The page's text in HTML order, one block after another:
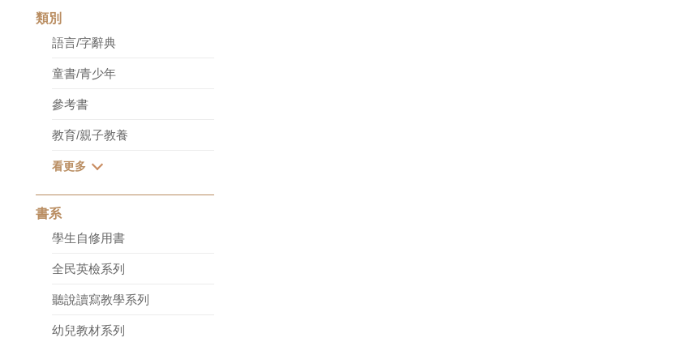
類別
語言/字辭典
童書/青少年
參考書
教育/親子教養
書系
學生自修用書
全民英檢系列
聽說讀寫教學系列
幼兒教材系列